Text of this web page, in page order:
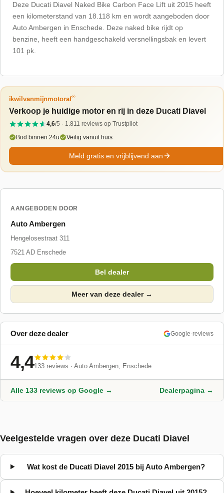
Deze Ducati Diavel Naked Bike Carbon Face Lift uit 2015 heeft
een kilometerstand van 18.118 km en wordt aangeboden door
Auto Ambergen in Enschede. Deze naked bike rijdt op
benzine, heeft een handgeschakeld versnellingsbak en levert
101 pk.
ikwilvanmijnmotoraf®
Verkoop je huidige motor en rij in deze Ducati Diavel
4,6/5 · 1.811 reviews op Trustpilot
Bod binnen 24u
Veilig vanuit huis
Meld gratis en vrijblijvend aan
AANGEBODEN DOOR
Auto Ambergen
Hengelosestraat 311
7521 AD Enschede
Bel dealer
Meer van deze dealer →
Over deze dealer Google-reviews
4,4133reviews · Auto Ambergen, Enschede
Alle 133 reviews op Google → Dealerpagina →
Veelgestelde vragen over deze Ducati Diavel
Wat kost de Ducati Diavel 2015 bij Auto Ambergen?